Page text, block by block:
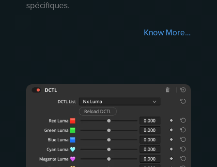
spécifiques.
Know More…